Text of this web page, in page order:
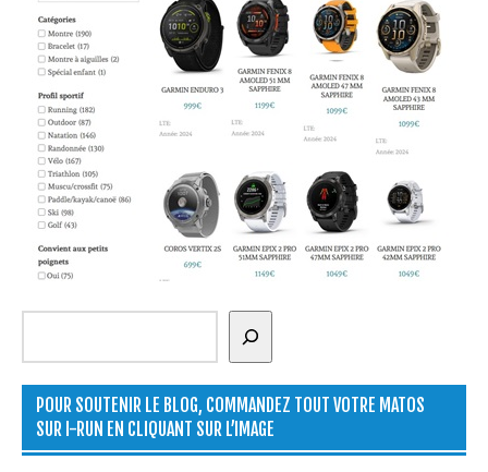
Rechercher
POUR SOUTENIR LE BLOG, COMMANDEZ TOUT VOTRE MATOS
SUR I-RUN EN CLIQUANT SUR L’IMAGE